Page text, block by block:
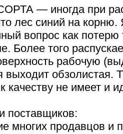
— иногда при
лес синий на
вопрос как потерю
Более того
рабочую
выходит обзолистая.
качеству не имеет и
поставщиков:
многих продавцов и